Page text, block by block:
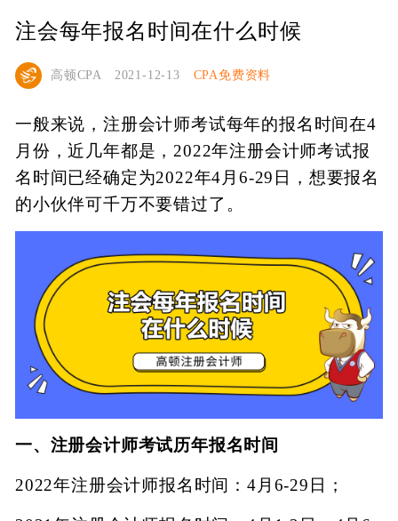
注会每年报名时间在什么时候
高顿CPA 2021-12-13 CPA免费资料
一般来说，注册会计师考试每年的报名时间在4
月份，近几年都是，2022年注册会计师考试报
名时间已经确定为2022年4月6-29日，想要报名
的小伙伴可千万不要错过了。
一、注册会计师考试历年报名时间
2022年注册会计师报名时间：4月6-29日；